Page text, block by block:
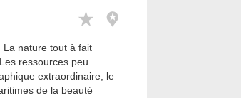
nature tout à fait
ressources peu
extraordinaire, le
de la beauté